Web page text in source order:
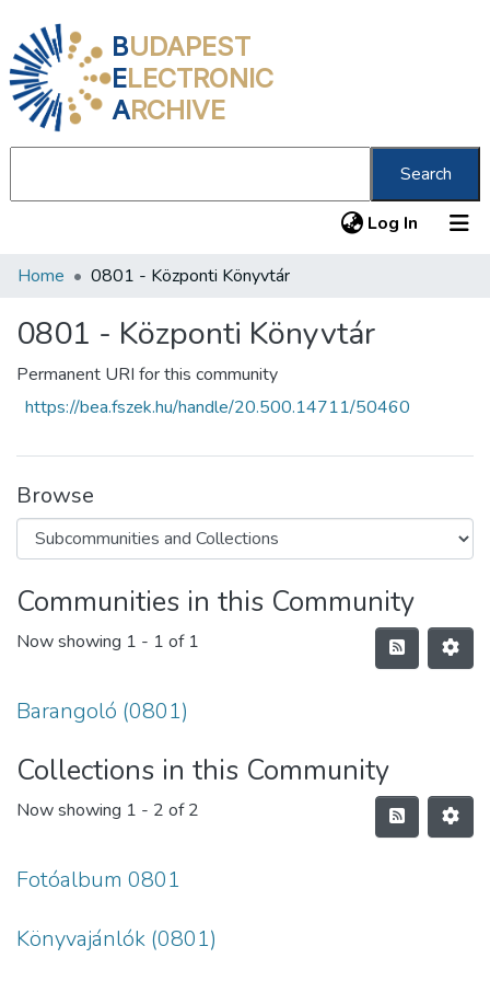
BUDAPEST
ELECTRONIC
ARCHIVE
Search
Log In (current)
Communities & Collections
All of DSpace
Statistics
About us
Home 0801 - Központi Könyvtár
0801 - Központi Könyvtár
Permanent URI for this community
https://bea.fszek.hu/handle/20.500.14711/50460
Browse
Communities in this Community
Now showing 1 - 1 of 1
Barangoló (0801)
Collections in this Community
Now showing 1 - 2 of 2
Fotóalbum 0801
Könyvajánlók (0801)